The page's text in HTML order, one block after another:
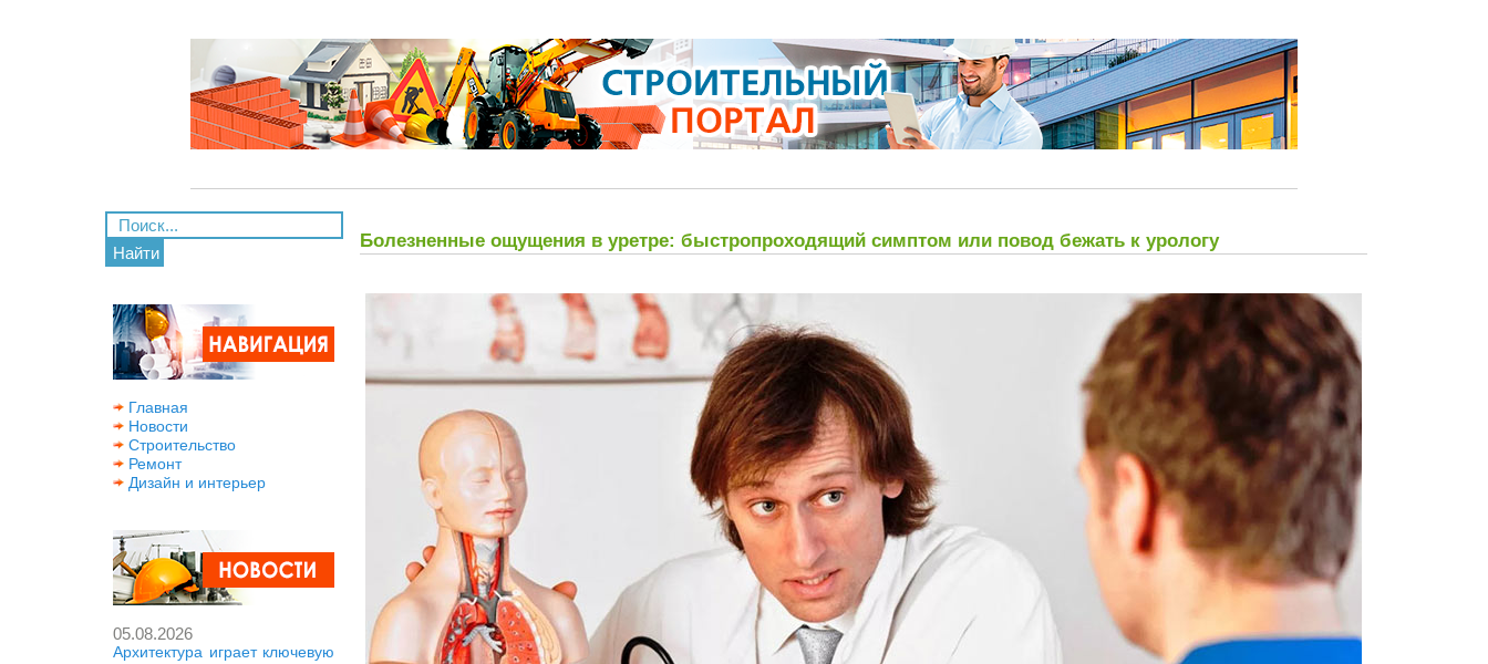
Найти
Главная
Новости
Строительство
Ремонт
Дизайн и интерьер
05.08.2026
Архитектура играет ключевую
Болезненные ощущения в уретре: быстропроходящий симптом или повод бежать к урологу